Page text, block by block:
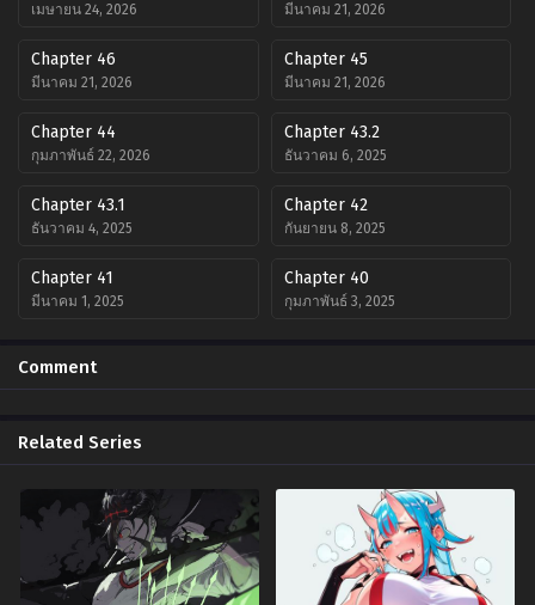
เมษายน 24, 2026 มีนาคม 21, 2026
Chapter 46
มีนาคม 21, 2026
Chapter 45
มีนาคม 21, 2026
Chapter 44
กุมภาพันธ์ 22, 2026
Chapter 43.2
ธันวาคม 6, 2025
Chapter 43.1
ธันวาคม 4, 2025
Chapter 42
กันยายน 8, 2025
Chapter 41
มีนาคม 1, 2025
Chapter 40
กุมภาพันธ์ 3, 2025
กุมภาพันธ์ 3, 2025
มกราคม 17, 2025
Chapter 35
มกราคม 2, 2025 มกราคม 2, 2025
Chapter 33
ธันวาคม 24, 2024
Chapter 32
ธันวาคม 24, 2024
Comment
Related Series